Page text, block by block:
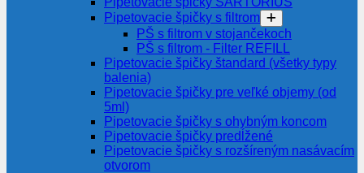
Pipetovacie špičky s filtrom
PŠ s filtrom v stojančekoch
PŠ s filtrom - Filter REFILL
Pipetovacie špičky štandard (všetky typy
balenia)
Pipetovacie špičky pre veľké objemy (od
5ml)
Pipetovacie špičky s ohybným koncom
Pipetovacie špičky predĺžené
Pipetovacie špičky s rozšíreným nasávacím
otvorom